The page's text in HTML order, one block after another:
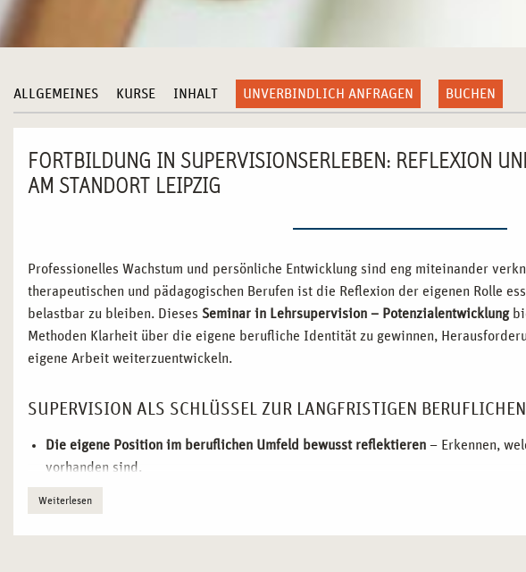
ALLGEMEINES KURSE INHALT UNVERBINDLICH ANFRAGEN BUCHEN
FORTBILDUNG IN SUPERVISIONSERLEBEN: REFLEXION
AM STANDORT LEIPZIG
Professionelles Wachstum und persönliche Entwicklung sind eng miteinander
therapeutischen und pädagogischen Berufen ist die Reflexion der eigenen Rolle
belastbar zu bleiben. Dieses Seminar in Lehrsupervision – Potenzialentwicklung
Methoden Klarheit über die eigene berufliche Identität zu gewinnen,
eigene Arbeit weiterzuentwickeln.
SUPERVISION ALS SCHLÜSSEL ZUR LANGFRISTIGEN BERUFLICHEN
Die eigene Position im beruflichen Umfeld bewusst reflektieren – Erkennen,
vorhanden sind.
Supervisionsmethoden zur Optimierung der beruflichen Praxis nutzen
Teamreflexion.
Individuelle Kommunikationsstrategien für herausfordernde Situationen
Weiterlesen